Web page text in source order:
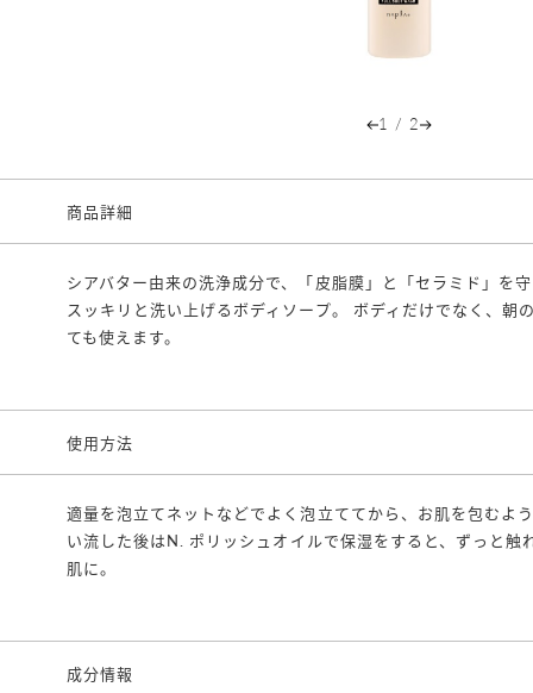
1 / 2
商品詳細
シアバター由来の洗浄成分で、「皮脂膜」と「セラミド」を
スッキリと洗い上げるボディソープ。 ボディだけでなく、朝
ても使えます。
使用方法
適量を泡立てネットなどでよく泡立ててから、お肌を包むよ
い流した後はN. ポリッシュオイルで保湿をすると、ずっと触
肌に。
成分情報